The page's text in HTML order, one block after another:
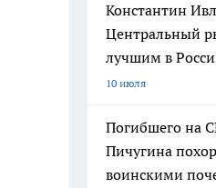
Константин
Центральный
лучшим в
10 июля
Погибшего на
Пичугина
воинскими